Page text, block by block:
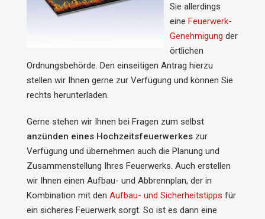
Sie allerdings
eine Feuerwerk-
Genehmigung der
örtlichen
Ordnungsbehörde. Den einseitigen Antrag hierzu
stellen wir Ihnen gerne zur Verfügung und können Sie
rechts herunterladen.
Gerne stehen wir Ihnen bei Fragen zum selbst
anzünden eines Hochzeitsfeuerwerkeszur
Verfügung und übernehmen auch die Planung und
Zusammenstellung Ihres Feuerwerks. Auch erstellen
wir Ihnen einen Aufbau- und Abbrennplan, der in
Kombination mit den Aufbau- und Sicherheitstipps für
ein sicheres Feuerwerk sorgt. So ist es dann eine